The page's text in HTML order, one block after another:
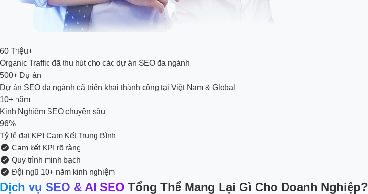
60 Triệu+
Organic Traffic đã thu hút cho các dự án SEO đa ngành
500+ Dự án
Dự án SEO đa ngành đã triển khai thành công tại Việt Nam & Global
10+ năm
Kinh Nghiệm SEO chuyên sâu
96%
Tỷ lệ đạt KPI Cam Kết Trung Bình
Cam kết KPI rõ ràng
Quy trình minh bạch
Đội ngũ 10+ năm kinh nghiệm
Dịch vụ SEO & AI SEO Tổng Thể Mang Lại Gì Cho Doanh Nghiệp?